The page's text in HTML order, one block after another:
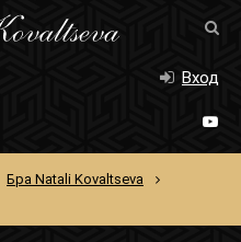
Вход
Бра Natali Kovaltseva